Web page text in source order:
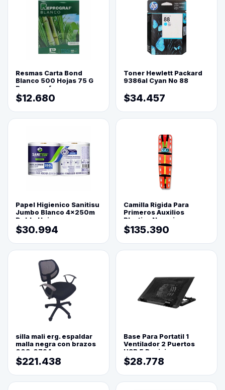
Resmas Carta Bond
Blanco 500 Hojas 75 G
Reprograf.
$12.680
Toner Hewlett Packard
9386al Cyan No 88
$34.457
Papel Higienico Sanitisu
Jumbo Blanco 4x250m
Doble Hoja
$30.994
Camilla Rigida Para
Primeros Auxilios
Plastica Naranja
$135.390
silla mali erg. espaldar
malla negra con brazos
003-0794
$221.438
Base Para Portatil 1
Ventilador 2 Puertos
USB 5 Posiciones
$28.778